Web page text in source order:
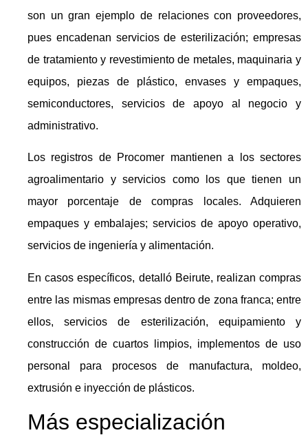
son un gran ejemplo de relaciones con proveedores,
pues encadenan servicios de esterilización; empresas
de tratamiento y revestimiento de metales, maquinaria y
equipos, piezas de plástico, envases y empaques,
semiconductores, servicios de apoyo al negocio y
administrativo.
Los registros de Procomer mantienen a los sectores
agroalimentario y servicios como los que tienen un
mayor porcentaje de compras locales. Adquieren
empaques y embalajes; servicios de apoyo operativo,
servicios de ingeniería y alimentación.
En casos específicos, detalló Beirute, realizan compras
entre las mismas empresas dentro de zona franca; entre
ellos, servicios de esterilización, equipamiento y
construcción de cuartos limpios, implementos de uso
personal para procesos de manufactura, moldeo,
extrusión e inyección de plásticos.
Más especialización